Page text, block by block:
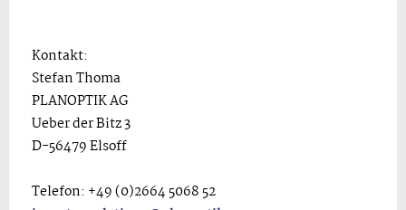
Kontakt:
Stefan Thoma
PLANOPTIK AG
Ueber der Bitz 3
D-56479 Elsoff
Telefon: +49 (0)2664 5068 52